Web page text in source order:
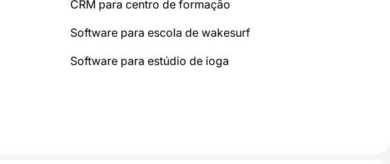
CRM para centro de formação
Software para escola de wakesurf
Software para estúdio de ioga